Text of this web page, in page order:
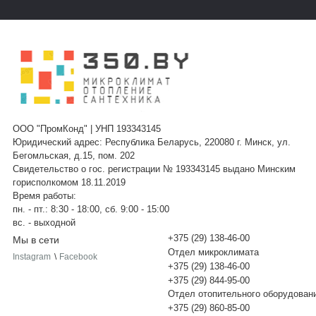
ООО "ПромКонд" | УНП 193343145
Юридический адрес: Республика Беларусь, 220080 г. Минск, ул.
Бегомльская, д.15, пом. 202
Свидетельство о гос. регистрации № 193343145 выдано Минским
горисполкомом 18.11.2019
Время работы:
пн. - пт.: 8:30 - 18:00, сб. 9:00 - 15:00
вс. - выходной
+375 (29) 138-46-00
Отдел микроклимата
+375 (29) 138-46-00
+375 (29) 844-95-00
Отдел отопительного
+375 (29) 860-85-00
Мы в сети
Instagram \ Facebook